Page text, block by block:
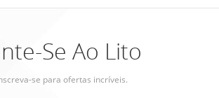
Se Ao Lito
se para ofertas incríveis.